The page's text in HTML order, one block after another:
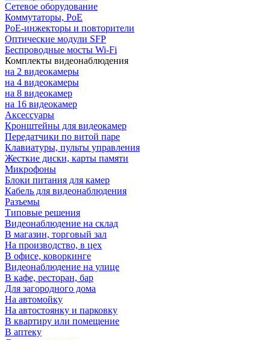
Сетевое оборудование
Коммутаторы, PoE
PoE-инжекторы и повторители
Оптические модули SFP
Беспроводные мосты Wi-Fi
Комплекты видеонаблюдения
на 2 видеокамеры
на 4 видеокамеры
на 8 видеокамер
на 16 видеокамер
Аксессуары
Кронштейны для видеокамер
Передатчики по витой паре
Клавиатуры, пульты управления
Жесткие диски, карты памяти
Микрофоны
Блоки питания для камер
Кабель для видеонаблюдения
Разъемы
Типовые решения
Видеонаблюдение на склад
В магазин, торговый зал
На производство, в цех
В офисе, коворкинге
Видеонаблюдение на улице
В кафе, ресторан, бар
Для загородного дома
На автомойку
На автостоянку и парковку
В квартиру или помещение
В аптеку